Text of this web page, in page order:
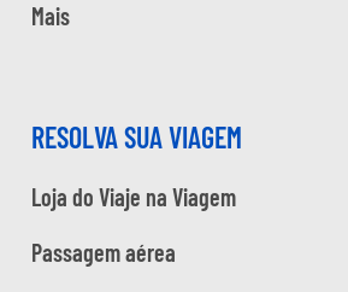
Mais
RESOLVA SUA VIAGEM
Loja do Viaje na Viagem
Passagem aérea